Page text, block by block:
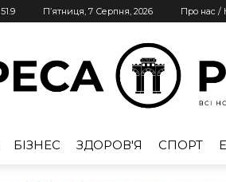
51.9 П’ятниця, 7 Серпня, 2026 Про нас /
БІЗНЕС ЗДОРОВ'Я СПОРТ